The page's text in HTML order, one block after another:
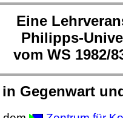
Eine
Philipps-
vom WS 1982/
Gegenwart